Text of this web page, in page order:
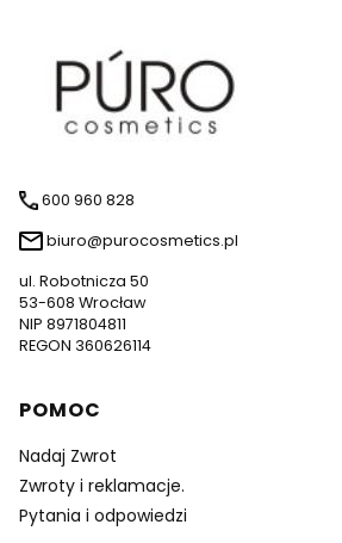
600 960 828
biuro@purocosmetics.pl
ul. Robotnicza 50
53-608 Wrocław
NIP 8971804811
REGON 360626114
Linki w stopce
POMOC
Nadaj Zwrot
Zwroty i reklamacje.
Pytania i odpowiedzi